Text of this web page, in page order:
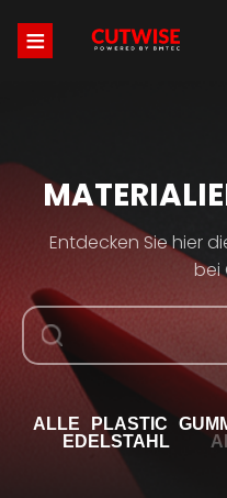
Entdecken Sie hier
bei
ALLE PLASTIC
EDELSTAHL